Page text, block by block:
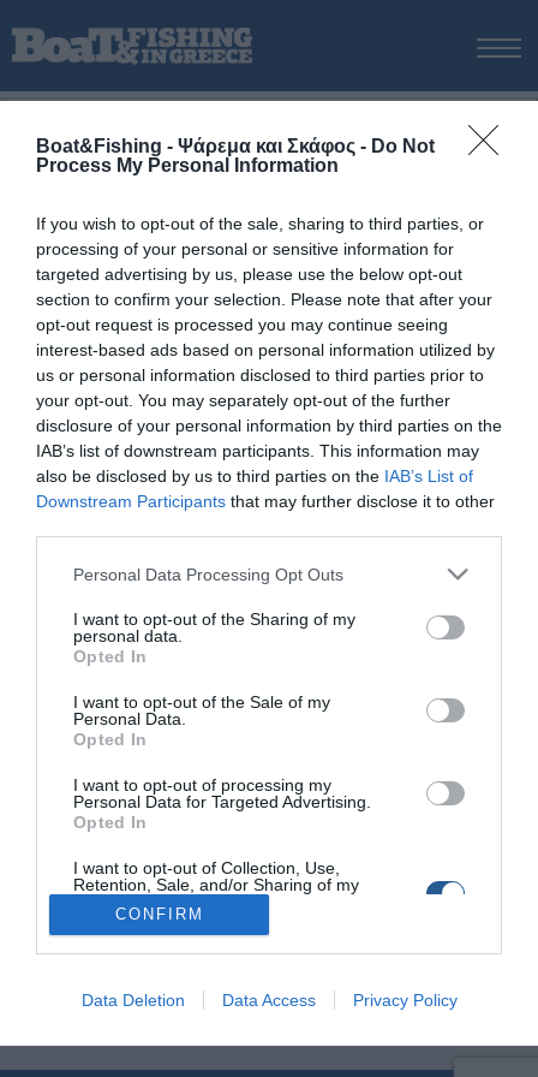
Boat&Fishing - Ψάρεμα και Σκάφος - Do Not
Process My Personal Information
If you wish to opt-out of the sale, sharing to third parties, or
processing of your personal or sensitive information for
targeted advertising by us, please use the below opt-out
section to confirm your selection. Please note that after your
opt-out request is processed you may continue seeing
interest-based ads based on personal information utilized by
us or personal information disclosed to third parties prior to
your opt-out. You may separately opt-out of the further
disclosure of your personal information by third parties on the
IAB’s list of downstream participants. This information may
also be disclosed by us to third parties on the IAB’s List of
Downstream Participants that may further disclose it to other
Personal Data Processing Opt Outs
I want to opt-out of the Sharing of my
personal data.
Opted In
I want to opt-out of the Sale of my
Personal Data.
Opted In
I want to opt-out of processing my
Personal Data for Targeted Advertising.
Opted In
I want to opt-out of Collection, Use,
Retention, Sale, and/or Sharing of my
Personal Data that Is Unrelated with the
Purposes for which it was collected.
Opted Out
CONFIRM
Data Deletion Data Access Privacy Policy
ΝΕΑ
ΨΑΡΕΜΑ ΑΠΟ ΑΚΤΗ
ΨΑΡΕΜΑ ΑΠΟ ΣΚΑΦΟΣ
ΨΑΡΟΤΟΥΦΕΚΟ
ΣΚΑΦΟΣ
VIDEO
ΕΞΟΠΛΙΣΜΟΣ
ΘΕΣΣΑΛΟΝΙΚΗ BOAT & FISHING SHOW 2025
BOAT & FISHING SHOW 2025
ΑΡΧΙΚΗ/ΓΚΛ23
Tag:ΓΚΛ23
Καταργείται η αξιολόγηση της Δήλωσης
Συμμόρφωσης από Φορέα για τα μικρά
σκάφη
Μια σημαντική αλλαγή στη διαδικασία καταχώρισης και
επιθεώρησης μικρών σκαφών φέρνει η τροποποίηση του
δημοσιεύθηκε στην Εφημερίδα της Κυβερνήσεως (Τεύχος Β’
546/13.02.2025). Σύμφωνα με την απόφαση του Υπουργείου
αξιολόγηση της Δήλωσης Συμμόρφωσης από αναγνωρισμένο
Φορέα, διευκολύνοντας έτσι τη […]